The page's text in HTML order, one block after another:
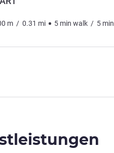
m / 0.31 mi 5 min walk / 5 min